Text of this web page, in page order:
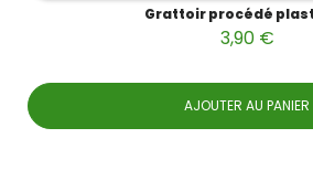
Grattoir procédé
3,90 €
AJOUTER AU PANIER